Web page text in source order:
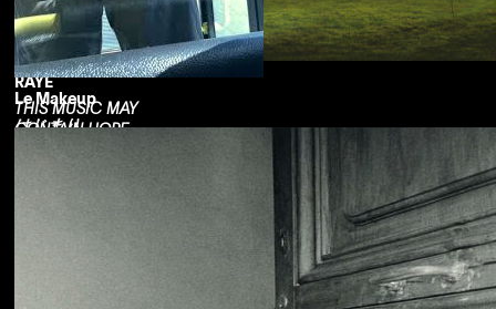
RAYE
THIS MUSIC MAY
CONTAIN HOPE.
Le Makeup
はじまり